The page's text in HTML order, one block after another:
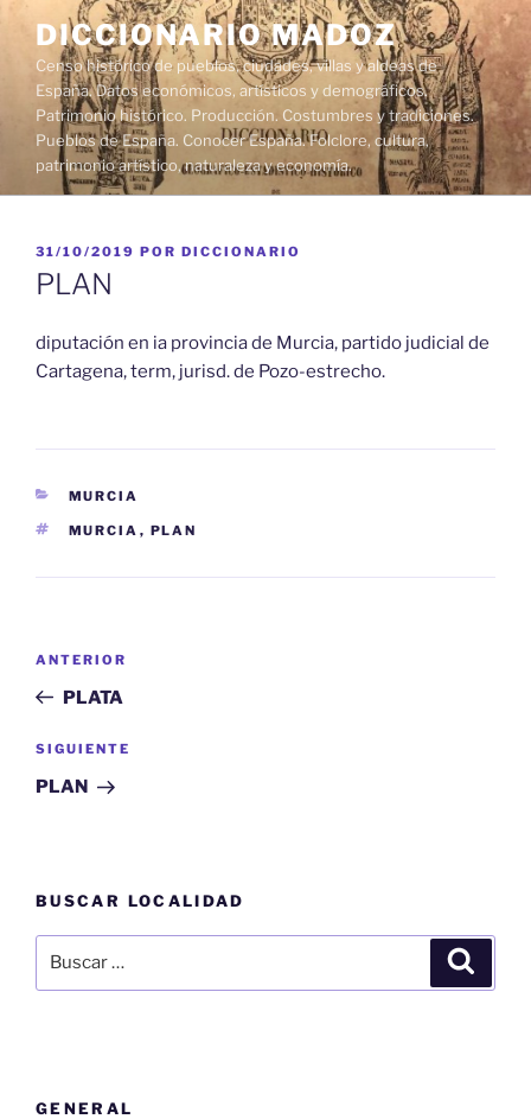
contenido
DICCIONARIO MADOZ
Censo histórico de pueblos, ciudades, villas y aldeas de
España. Datos económicos, artísticos y demográficos.
Patrimonio histórico. Producción. Costumbres y tradiciones.
Pueblos de España. Conocer España. Folclore, cultura,
patrimonio artístico, naturaleza y economía.
PUBLICADO
EL
31/10/2019 POR DICCIONARIO
PLAN
diputación en ia provincia de Murcia, partido judicial de
Cartagena, term, jurisd. de Pozo-estrecho.
CATEGORÍAS
MURCIA
ETIQUETAS
MURCIA , PLAN
entradas
Entrada
anterior:
ANTERIOR
PLATA
Siguiente
entrada
SIGUIENTE
PLAN
BUSCAR LOCALIDAD
por:
GENERAL